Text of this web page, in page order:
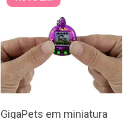
GigaPets em miniatura